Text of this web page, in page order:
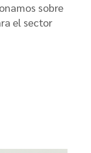
sobre
el sector